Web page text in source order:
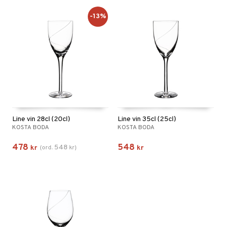
Line vin 28cl (20cl)
KOSTA BODA
478 kr (ord. 548 kr)
-13%
Line vin 35cl (25cl)
KOSTA BODA
548 kr